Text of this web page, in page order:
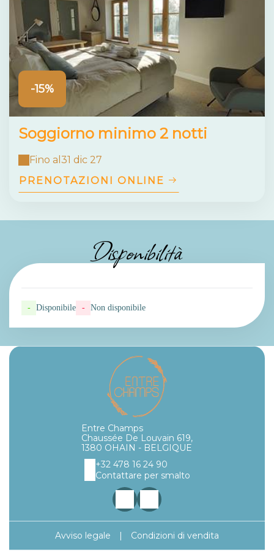
-15%
Soggiorno minimo 2 notti
Fino al 31 dic 27
PRENOTAZIONI ONLINE
Disponibilità
- Disponibile - Non disponibile
Entre Champs
Chaussée De Louvain 619,
1380 OHAIN - BELGIQUE
+32 478 16 24 90
Contattare per smalto
Avviso legale | Condizioni di vendita